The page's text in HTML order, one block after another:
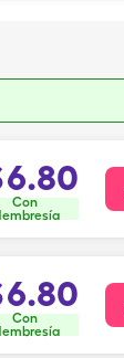
6.80
Con
6.80
Con